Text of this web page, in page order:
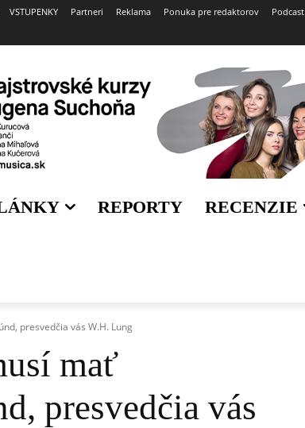
VSTUPENKY Partneri Reklama Ponuka pre redaktorov Podcast
REPORTY RECENZIE
presvedčia vás W.H. Lung
mať
presvedčia vás